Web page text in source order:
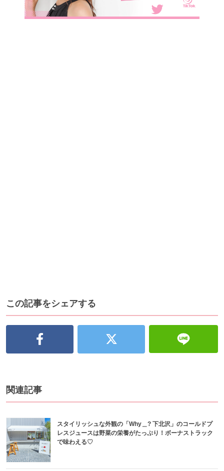
この記事をシェアする
関連記事
スタイリッシュな外観の「Why＿? 下北沢」のコールドプ
レスジュースは野菜の栄養がたっぷり！ボーナストラック
で味わえる♡